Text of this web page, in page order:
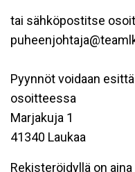
tai sähköpostitse
Pyynnöt voidaan
osoitteessa
Marjakuja 1
41340 Laukaa
Rekisteröidyllä on